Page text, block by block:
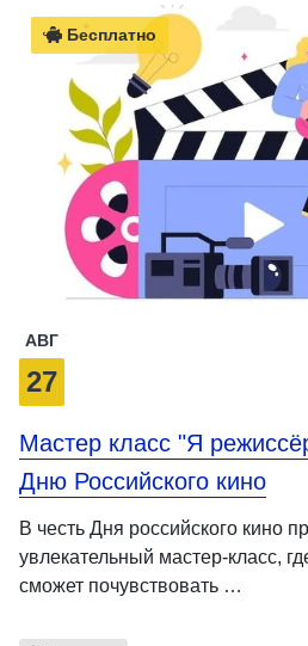
Бесплатно
АВГ
27
Мастер класс "Я
Дню Российского кино
В честь Дня российского кино
увлекательный мастер-класс,
сможет почувствовать …